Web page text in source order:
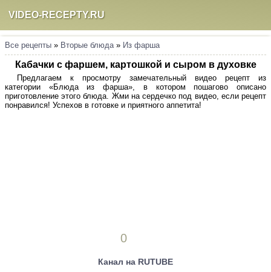
VIDEO-RECEPTY.RU
Все рецепты » Вторые блюда» Из фарша
Кабачки с фаршем, картошкой и сыром в духовке
Предлагаем к просмотру замечательный видео рецепт из
категории «Блюда из фарша», в котором пошагово описано
приготовление этого блюда. Жми на сердечко под видео, если рецепт
понравился! Успехов в готовке и приятного аппетита!
0
Канал на RUTUBE